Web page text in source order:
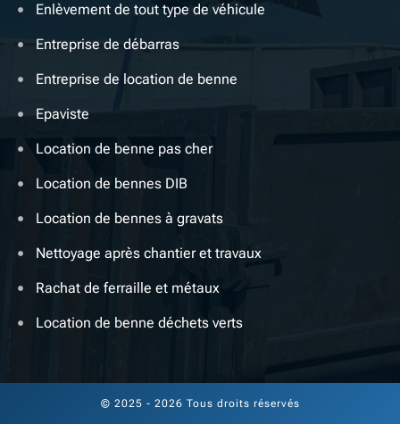
Enlèvement de tout type de véhicule
Entreprise de débarras
Entreprise de location de benne
Epaviste
Location de benne pas cher
Location de bennes DIB
Location de bennes à gravats
Nettoyage après chantier et travaux
Rachat de ferraille et métaux
Location de benne déchets verts
© 2025 - 2026 Tous droits réservés